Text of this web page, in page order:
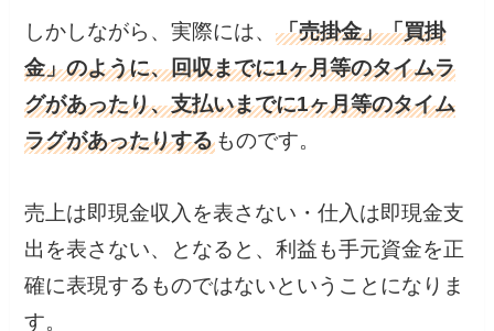
しかしながら、実際には、「売掛金」「買掛
金」のように、回収までに1ヶ月等のタイムラ
グがあったり、支払いまでに1ヶ月等のタイム
ラグがあったりする ものです。
売上は即現金収入を表さない・仕入は即現金支
出を表さない、となると、利益も手元資金を正
確に表現するものではないということになりま
す。